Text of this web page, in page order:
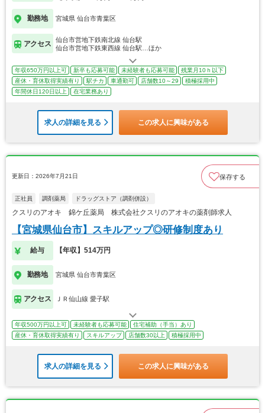
勤務地 宮城県 仙台市青葉区
アクセス
仙台市営地下鉄南北線 仙台駅
仙台市営地下鉄東西線 仙台駅…ほか
年収650万円以上可 新卒も応募可能 未経験者も応募可能
残業月10ｈ以下
産休・育休取得実績有り
駅チカ 車通勤可 店舗数10～29
積極採用中
年間休日120日以上
在宅業務あり
求人の詳細を見る この求人に興味がある
更新日：2026年7月21日 保存する
正社員 調剤薬局 ドラッグストア（調剤併設）
クスリのアオキ 錦ケ丘薬局 株式会社クスリのアオキの薬剤師求人
【宮城県仙台市】スキルアップ◎研修制度あり
給与 【年収】514万円
勤務地 宮城県 仙台市青葉区
アクセス ＪＲ仙山線 愛子駅
年収500万円以上可 未経験者も応募可能
住宅補助（手当）あり
産休・育休取得実績有り
スキルアップ 店舗数30以上 積極採用中
求人の詳細を見る この求人に興味がある